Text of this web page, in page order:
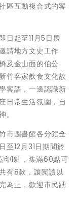
區互動複合式的客
日起至11月5日展
請地方文史工作
及金山面的伯公
竹客家飲食文化故
客語，一邊認識新
日常生活氛圍，自
。
市圖書館各分館全
至12月31日期間於
印1點，集滿60點可
有8款，讓閱讀以
為止，歡迎市民踴